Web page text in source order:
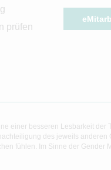
prüfen
einer besseren Lesbarkeit
des jeweils
fühlen. Im Sinne der